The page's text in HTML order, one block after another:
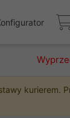
kurierem.